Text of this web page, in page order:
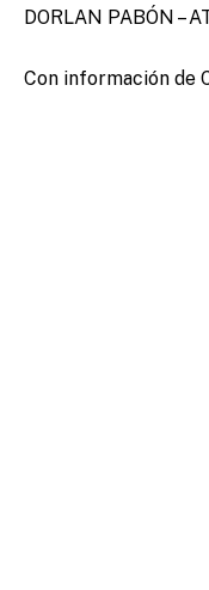
DORLAN PABÓN –
Con información de